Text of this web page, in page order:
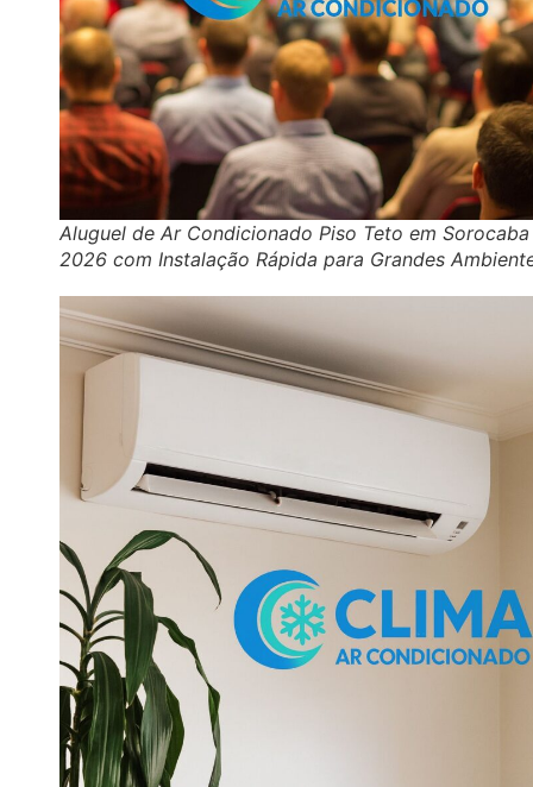
Aluguel de Ar Condicionado Piso Teto em Sorocaba
2026 com Instalação Rápida para Grandes